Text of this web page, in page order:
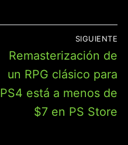
SIGUIENTE
Entrada
siguiente:
Remasterización de
un RPG clásico para
PS4 está a menos de
$7 en PS Store